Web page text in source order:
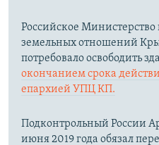
Российское
земельных отношений
потребовало освободить
окончанием срока
епархией УПЦ КП.
Подконтрольный России
июня 2019 года обязал